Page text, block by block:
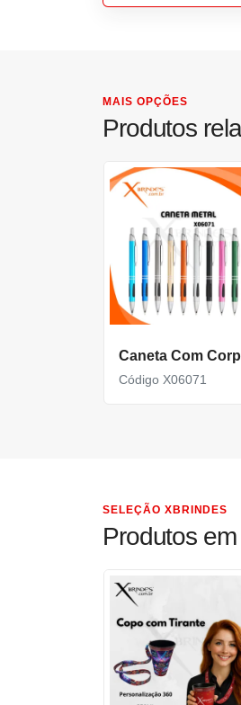
MAIS OPÇÕES
Produtos
Código X06071
SELEÇÃO XBRINDES
Produtos